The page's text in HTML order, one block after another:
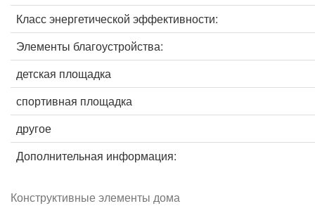
Класс энергетической эффективности:
Элементы благоустройства:
детская площадка
спортивная площадка
другое
Дополнительная информация:
Конструктивные элементы дома